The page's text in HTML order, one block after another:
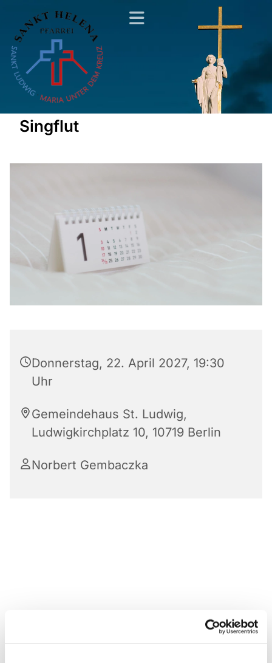
Singflut
Donnerstag, 22. April 2027, 19:30
Uhr
Gemeindehaus St. Ludwig,
Ludwigkirchplatz 10, 10719 Berlin
Norbert Gembaczka